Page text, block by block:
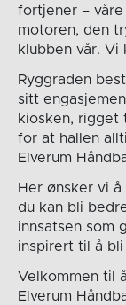
fortjener –
motoren, den
klubben vår. Vi
Ryggraden
sitt
kiosken, rigget
for at hallen
Elverum
Her ønsker vi
du kan bli
innsatsen som
inspirert til å bli
Velkommen til
Elverum